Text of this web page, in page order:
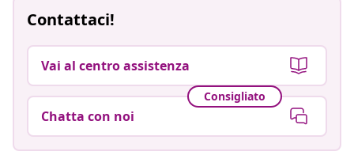
Contattaci!
Vai al centro assistenza
Consigliato
Chatta con noi